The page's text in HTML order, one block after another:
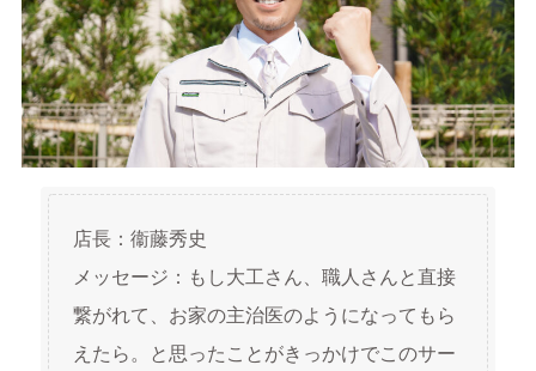
店長：衞藤秀史
メッセージ：もし大工さん、職人さんと直接
繋がれて、お家の主治医のようになってもら
えたら。と思ったことがきっかけでこのサー